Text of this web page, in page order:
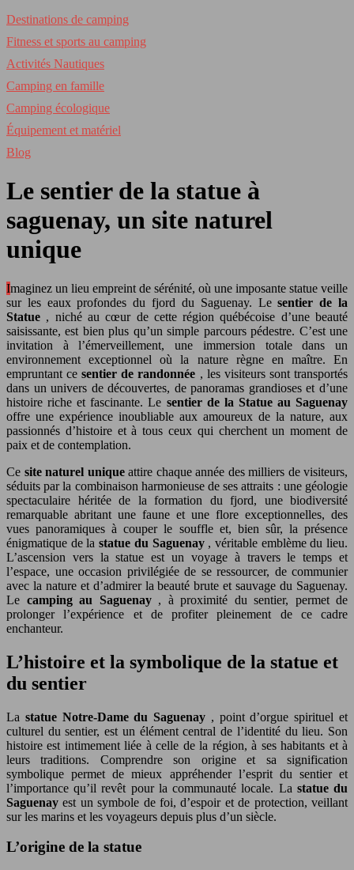
Destinations de camping
Fitness et sports au camping
Activités Nautiques
Camping en famille
Camping écologique
Équipement et matériel
Blog
Le sentier de la statue à
saguenay, un site naturel
unique
Imaginez un lieu empreint de sérénité, où une imposante statue veille
sur les eaux profondes du fjord du Saguenay. Lesentier de la
Statue , niché au cœur de cette région québécoise d’une beauté
saisissante, est bien plus qu’un simple parcours pédestre. C’est une
invitation à l’émerveillement, une immersion totale dans un
environnement exceptionnel où la nature règne en maître. En
empruntant cesentier de randonnée , les visiteurs sont transportés
dans un univers de découvertes, de panoramas grandioses et d’une
histoire riche et fascinante. Le sentier de la Statue au Saguenay
offre une expérience inoubliable aux amoureux de la nature, aux
passionnés d’histoire et à tous ceux qui cherchent un moment de
paix et de contemplation.
Ce site naturel unique attire chaque année des milliers de visiteurs,
séduits par la combinaison harmonieuse de ses attraits : une géologie
spectaculaire héritée de la formation du fjord, une biodiversité
remarquable abritant une faune et une flore exceptionnelles, des
vues panoramiques à couper le souffle et, bien sûr, la présence
énigmatique de lastatue du Saguenay , véritable emblème du lieu.
L’ascension vers la statue est un voyage à travers le temps et
l’espace, une occasion privilégiée de se ressourcer, de communier
avec la nature et d’admirer la beauté brute et sauvage du Saguenay.
Le camping au Saguenay , à proximité du sentier, permet de
prolonger l’expérience et de profiter pleinement de ce cadre
enchanteur.
L’histoire et la symbolique de la statue et
du sentier
La statue Notre-Dame du Saguenay , point d’orgue spirituel et
culturel du sentier, est un élément central de l’identité du lieu. Son
histoire est intimement liée à celle de la région, à ses habitants et à
leurs traditions. Comprendre son origine et sa signification
symbolique permet de mieux appréhender l’esprit du sentier et
l’importance qu’il revêt pour la communauté locale. La statue du
Saguenayest un symbole de foi, d’espoir et de protection, veillant
sur les marins et les voyageurs depuis plus d’un siècle.
L’origine de la statue